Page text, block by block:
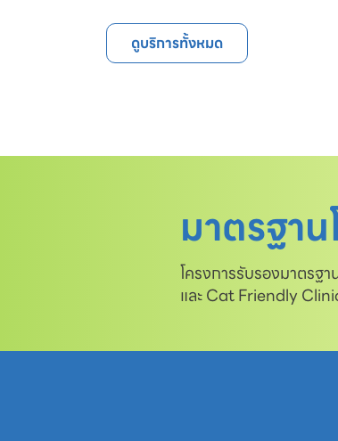
ดูบริการทั้งหมด
มาตรฐา
โครงการรับรองมาตรฐ
และ Cat Friendly